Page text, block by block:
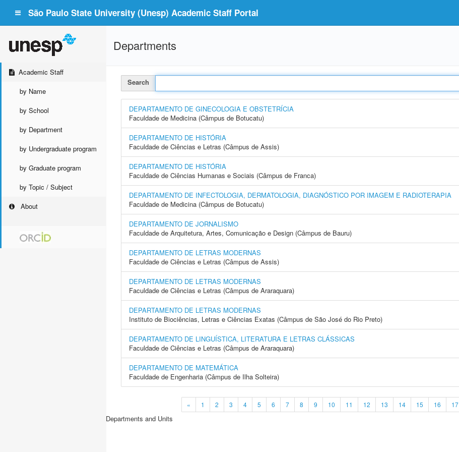
São Paulo State University (Unesp) Academic Staff Portal
Academic Staff
by Name
by School
by Department
by Undergraduate program
by Graduate program
by Topic / Subject
About
Departments
Search
DEPARTAMENTO DE GINECOLOGIA E OBSTETRÍCIA
Faculdade de Medicina (Câmpus de Botucatu)
DEPARTAMENTO DE HISTÓRIA
Faculdade de Ciências e Letras (Câmpus de Assis)
DEPARTAMENTO DE HISTÓRIA
Faculdade de Ciências Humanas e Sociais (Câmpus de Franca)
DEPARTAMENTO DE INFECTOLOGIA, DERMATOLOGIA, DIAGNÓSTICO POR IMAGEM E RADIOTERAPIA
Faculdade de Medicina (Câmpus de Botucatu)
DEPARTAMENTO DE JORNALISMO
Faculdade de Arquitetura, Artes, Comunicação e Design (Câmpus de Bauru)
DEPARTAMENTO DE LETRAS MODERNAS
Faculdade de Ciências e Letras (Câmpus de Assis)
DEPARTAMENTO DE LETRAS MODERNAS
Faculdade de Ciências e Letras (Câmpus de Araraquara)
DEPARTAMENTO DE LETRAS MODERNAS
Instituto de Biociências, Letras e Ciências Exatas (Câmpus de São José do Rio Preto)
DEPARTAMENTO DE LINGUÍSTICA, LITERATURA E LETRAS CLÁSSICAS
Faculdade de Ciências e Letras (Câmpus de Araraquara)
DEPARTAMENTO DE MATEMÁTICA
Faculdade de Engenharia (Câmpus de Ilha Solteira)
« 1 2 3 4 5 6 7 8 9 10 11 12 13 14 15 16 17
Departments and Units